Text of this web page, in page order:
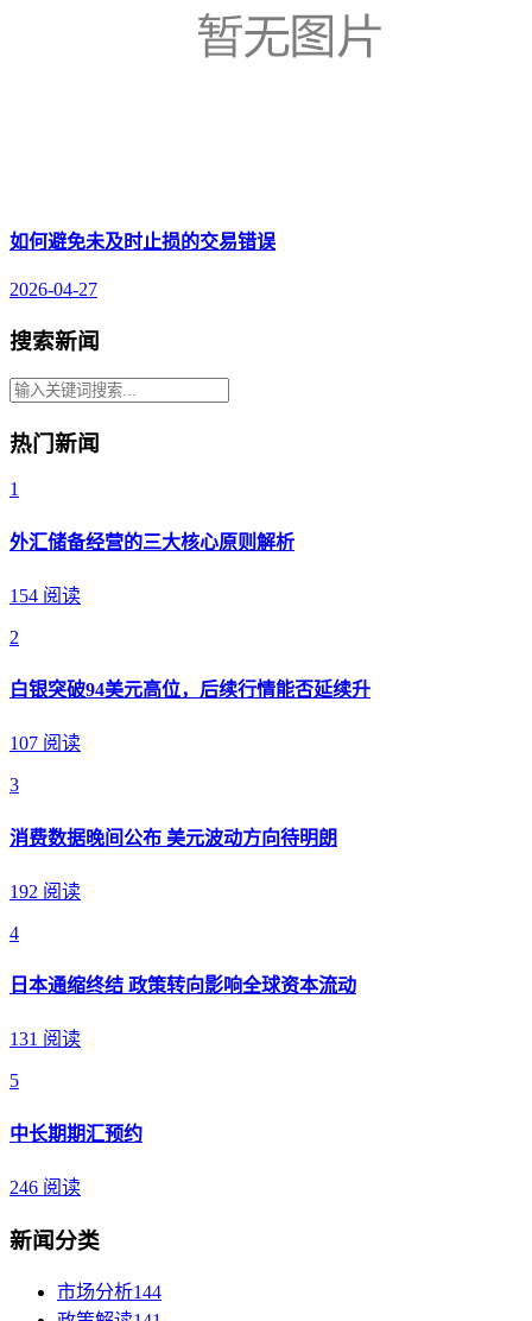
如何避免未及时止损的交易错误
2026-04-27
搜索新闻
热门新闻
1
外汇储备经营的三大核心原则解析
154 阅读
2
白银突破94美元高位，后续行情能否延续升
107 阅读
3
消费数据晚间公布 美元波动方向待明朗
192 阅读
4
日本通缩终结 政策转向影响全球资本流动
131 阅读
5
中长期期汇预约
246 阅读
新闻分类
市场分析144